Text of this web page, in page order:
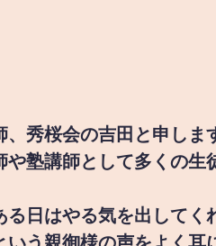
秀桜会の吉田と申しま
塾講師として多くの生
る日はやる気を出してく